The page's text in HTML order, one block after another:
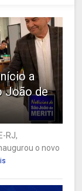
a
João de
RJ,
o novo